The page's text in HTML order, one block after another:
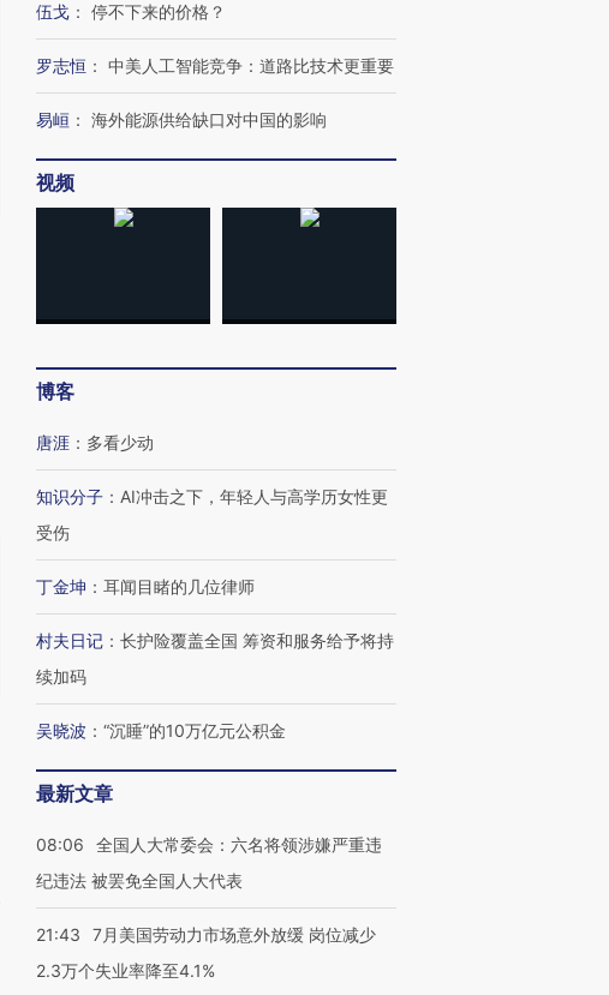
伍戈 ： 停不下来的价格？
罗志恒 ： 中美人工智能竞争：道路比技术更重要
易峘 ： 海外能源供给缺口对中国的影响
视频
博客
唐涯 ： 多看少动
知识分子 ： AI冲击之下，年轻人与高学历女性更
受伤
丁金坤 ： 耳闻目睹的几位律师
村夫日记 ： 长护险覆盖全国 筹资和服务给予将持
续加码
吴晓波 ： “沉睡”的10万亿元公积金
最新文章
08:06
全国人大常委会：六名将领涉嫌严重违
纪违法 被罢免全国人大代表
21:43
7月美国劳动力市场意外放缓 岗位减少
2.3万个失业率降至4.1%